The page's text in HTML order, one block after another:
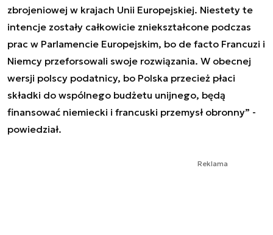
zbrojeniowej w krajach Unii Europejskiej. Niestety te
intencje zostały całkowicie zniekształcone podczas
prac w Parlamencie Europejskim, bo de facto Francuzi i
Niemcy przeforsowali swoje rozwiązania. W obecnej
wersji polscy podatnicy, bo Polska przecież płaci
składki do wspólnego budżetu unijnego, będą
finansować niemiecki i francuski przemysł obronny” -
powiedział.
Reklama